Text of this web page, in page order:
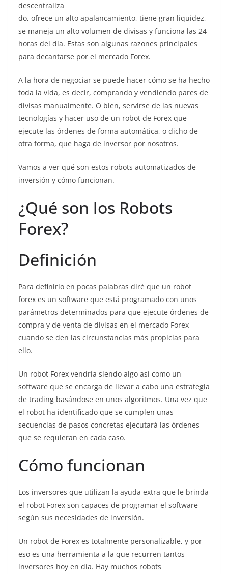
descentraliza
do, ofrece un alto apalancamiento, tiene gran liquidez,
se maneja un alto volumen de divisas y funciona las 24
horas del día. Estas son algunas razones principales
para decantarse por el mercado Forex.
A la hora de negociar se puede hacer cómo se ha hecho
toda la vida, es decir, comprando y vendiendo pares de
divisas manualmente. O bien, servirse de las nuevas
tecnologías y hacer uso de un robot de Forex que
ejecute las órdenes de forma automática, o dicho de
otra forma, que haga de inversor por nosotros.
Vamos a ver qué son estos robots automatizados de
inversión y cómo funcionan.
¿Qué son los Robots
Forex?
Definición
Para definirlo en pocas palabras diré que un robot
forex es un software que está programado con unos
parámetros determinados para que ejecute órdenes de
compra y de venta de divisas en el mercado Forex
cuando se den las circunstancias más propicias para
ello.
Un robot Forex vendría siendo algo así como un
software que se encarga de llevar a cabo una estrategia
de trading basándose en unos algoritmos. Una vez que
el robot ha identificado que se cumplen unas
secuencias de pasos concretas ejecutará las órdenes
que se requieran en cada caso.
Cómo funcionan
Los inversores que utilizan la ayuda extra que le brinda
el robot Forex son capaces de programar el software
según sus necesidades de inversión.
Un robot de Forex es totalmente personalizable, y por
eso es una herramienta a la que recurren tantos
inversores hoy en día. Hay muchos robots